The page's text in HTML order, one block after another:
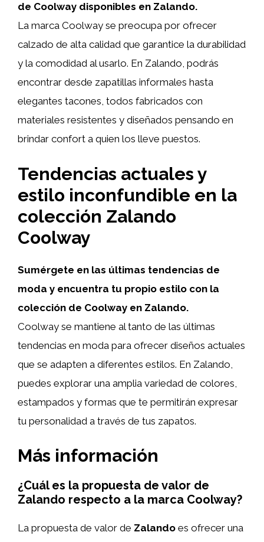
de Coolway disponibles en Zalando.
La marca Coolway se preocupa por ofrecer
calzado de alta calidad que garantice la durabilidad
y la comodidad al usarlo. En Zalando, podrás
encontrar desde zapatillas informales hasta
elegantes tacones, todos fabricados con
materiales resistentes y diseñados pensando en
brindar confort a quien los lleve puestos.
Tendencias actuales y
estilo inconfundible en la
colección Zalando
Coolway
Sumérgete en las últimas tendencias de
moda y encuentra tu propio estilo con la
colección de Coolway en Zalando.
Coolway se mantiene al tanto de las últimas
tendencias en moda para ofrecer diseños actuales
que se adapten a diferentes estilos. En Zalando,
puedes explorar una amplia variedad de colores,
estampados y formas que te permitirán expresar
tu personalidad a través de tus zapatos.
Más información
¿Cuál es la propuesta de valor de
Zalando respecto a la marca Coolway?
La propuesta de valor de Zalando es ofrecer una